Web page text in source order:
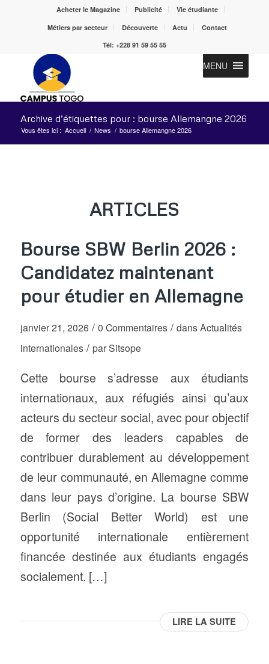
Acheter le Magazine Publicité
Vie étudiante
Métiers par secteur
Découverte Actu
Contact
Tél: +228 91 59 55 55
MENU
Archive d’étiquettes pour : bourse Allemangne 2026
Vous êtes ici : Accueil / News / bourse Allemangne 2026
ARTICLES
Bourse SBW Berlin 2026 :
Candidatez maintenant
pour étudier en Allemagne
janvier 21, 2026 / 0 Commentaires / dansActualités
internationales / parSitsope
Cette bourse s’adresse aux étudiants
internationaux, aux réfugiés ainsi qu’aux
acteurs du secteur social, avec pour objectif
de former des leaders capables de
contribuer durablement au développement
de leur communauté, en Allemagne comme
dans leur pays d’origine. La bourse SBW
Berlin (Social Better World) est une
opportunité internationale entièrement
financée destinée aux étudiants engagés
socialement. […]
LIRE LA SUITE